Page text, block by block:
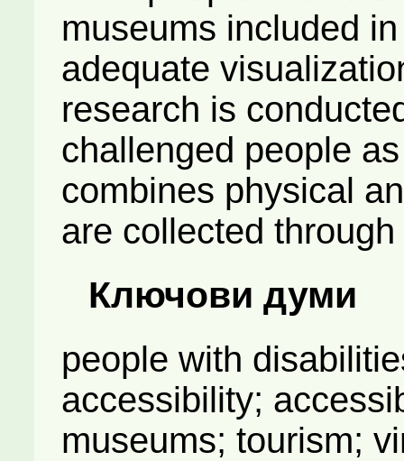
museums included
adequate
research is
challenged people
combines physical
are collected
Ключови думи
people with
accessibility;
museums; tourism;